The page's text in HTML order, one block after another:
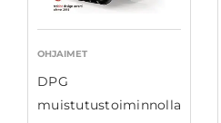
OHJAIMET
DPG
muistutustoiminnolla